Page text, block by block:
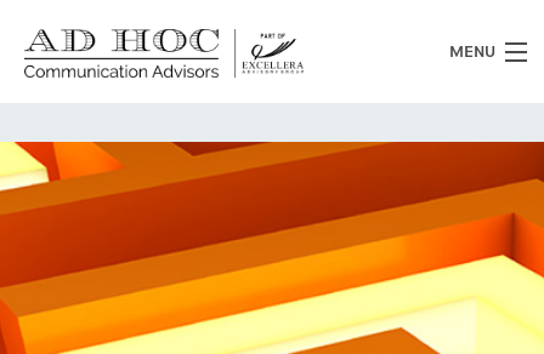
MENU
Chi siamo
Cosa facciamo
News